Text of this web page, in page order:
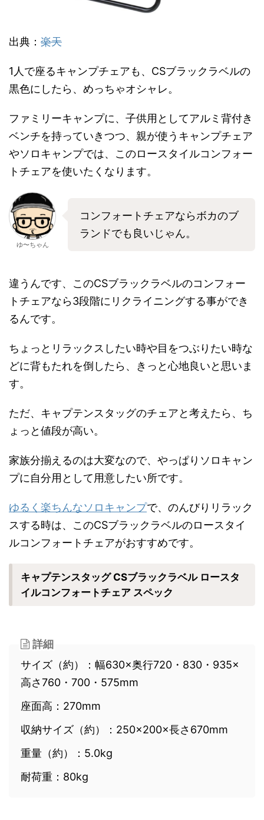
出典： 楽天
1人で座るキャンプチェアも、CSブラックラベルの
黒色にしたら、めっちゃオシャレ。
ファミリーキャンプに、子供用としてアルミ背付き
ベンチを持っていきつつ、親が使うキャンプチェア
やソロキャンプでは、このロースタイルコンフォー
トチェアを使いたくなります。
ゆ〜ちゃん
コンフォートチェアならボカのブ
ランドでも良いじゃん。
違うんです、このCSブラックラベルのコンフォー
トチェアなら3段階にリクライニングする事ができ
るんです。
ちょっとリラックスしたい時や目をつぶりたい時な
どに背もたれを倒したら、きっと心地良いと思いま
す。
ただ、キャプテンスタッグのチェアと考えたら、ち
ょっと値段が高い。
家族分揃えるのは大変なので、やっぱりソロキャン
プに自分用として用意したい所です。
ゆるく楽ちんなソロキャンプで、のんびりリラック
スする時は、このCSブラックラベルのロースタイ
ルコンフォートチェアがおすすめです。
キャプテンスタッグ CSブラックラベル ロースタ
イルコンフォートチェア スペック
詳細
サイズ（約）：幅630×奥行720・830・935×
高さ760・700・575mm
座面高：270mm
収納サイズ（約）：250×200×長さ670mm
重量（約）：5.0kg
耐荷重：80kg